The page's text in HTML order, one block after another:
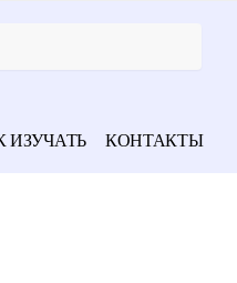
ИЗУЧАТЬ КОНТАКТЫ